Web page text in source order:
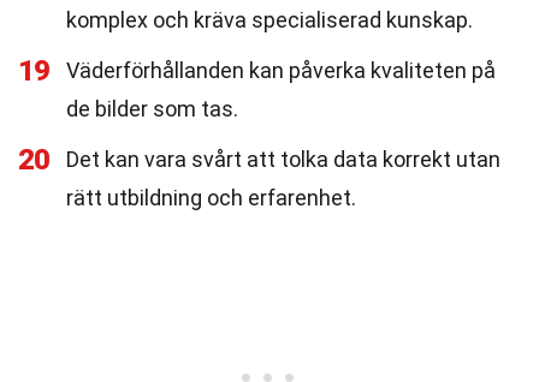
komplex och kräva specialiserad kunskap.
19
Väderförhållanden kan påverka kvaliteten på
de bilder som tas.
20
Det kan vara svårt att tolka data korrekt utan
rätt utbildning och erfarenhet.